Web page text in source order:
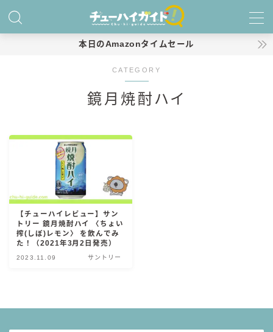
おすすめランキング！
商品レビュー
キリン
氷結
氷結 無糖
本日のAmazonタイムセール
CATEGORY
鏡月焼酎ハイ
【チューハイレビュー】サン
トリー 鏡月焼酎ハイ 〈ちょい
搾(しぼ)レモン〉 を飲んでみ
た！（2021年3月2日発売）
2023.11.09 サントリー